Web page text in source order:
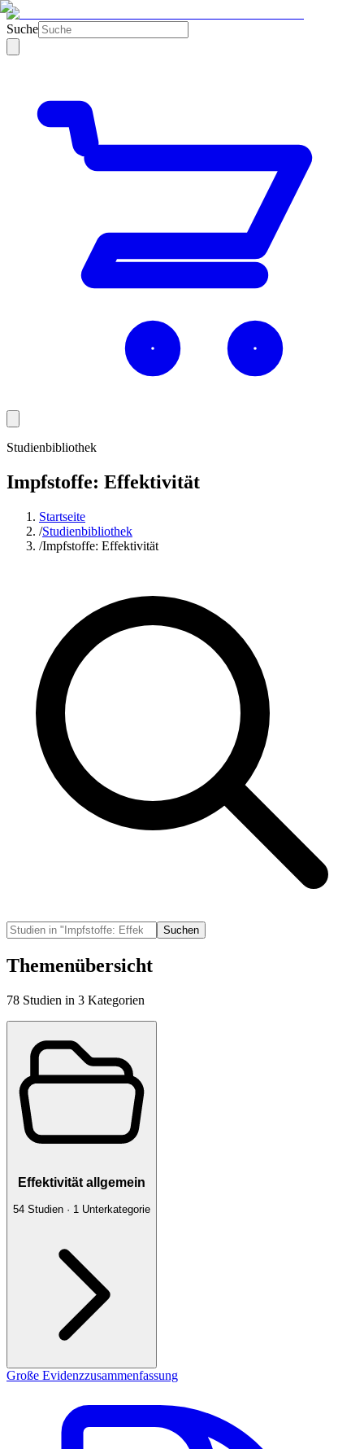
Suche
Studienbibliothek
Impfstoffe: Effektivität
Startseite
/Studienbibliothek
/Impfstoffe: Effektivität
Suchen
Themenübersicht
78 Studien in 3 Kategorien
Effektivität allgemein
54 Studien · 1 Unterkategorie
Große Evidenzzusammenfassung